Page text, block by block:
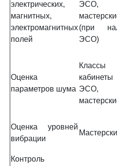
электрических,
магнитных,
электромагнитных
полей
ЭСО,
(при
ЭСО)
Оценка
параметров шума ЭСО,
Оценка уровней
вибрации
Контроль